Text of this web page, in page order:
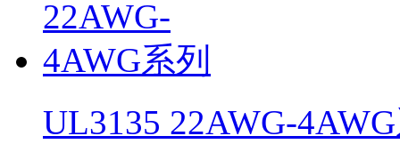
UL3135 22AWG-